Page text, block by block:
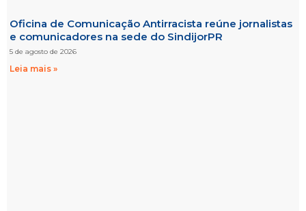
Oficina de Comunicação Antirracista reúne jornalistas
e comunicadores na sede do SindijorPR
5 de agosto de 2026
Leia mais »